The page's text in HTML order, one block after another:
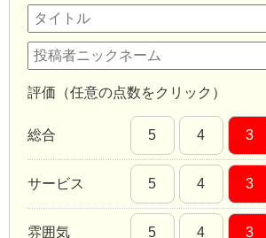
評価（任意の点数をクリック）
総合 5 4 3
サービス 5 4 3
雰囲気 5 4 3